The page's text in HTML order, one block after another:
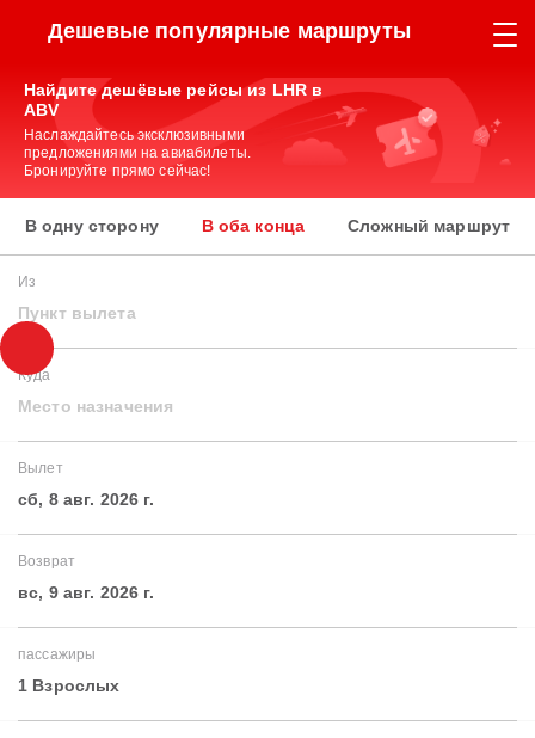
Дешевые популярные маршруты
Найдите дешёвые рейсы из LHR в
ABV
Наслаждайтесь эксклюзивными
предложениями на авиабилеты.
Бронируйте прямо сейчас!
В одну сторону В оба конца Сложный маршрут
Из
Пункт вылета
Куда
Место назначения
Вылет
сб, 8 авг. 2026 г.
Возврат
вс, 9 авг. 2026 г.
пассажиры
1 Взрослых